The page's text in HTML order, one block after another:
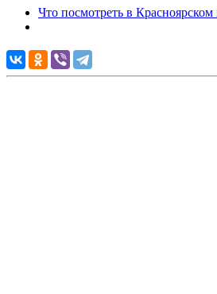
Что посмотреть в Красноярском